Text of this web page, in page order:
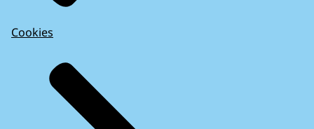
Cookies